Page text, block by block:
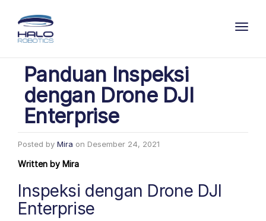
Panduan Inspeksi
dengan Drone DJI
Enterprise
Posted by Mira on Desember 24, 2021
Written by Mira
Inspeksi dengan Drone DJI
Enterprise